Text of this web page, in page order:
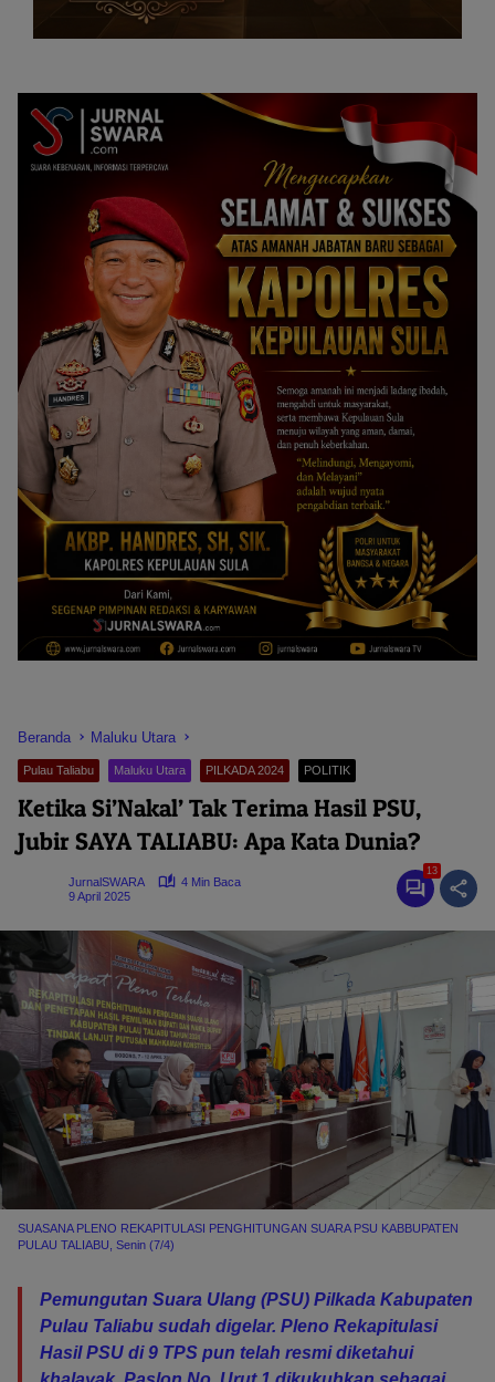
Beranda Maluku Utara
Pulau Taliabu Maluku Utara PILKADA 2024 POLITIK
Ketika Si’Nakal’ Tak Terima Hasil PSU,
Jubir SAYA TALIABU: Apa Kata Dunia?
JurnalSWARA
4 Min Baca
9 April 2025
13
SUASANA PLENO REKAPITULASI PENGHITUNGAN SUARA PSU KABBUPATEN
PULAU TALIABU, Senin (7/4)
Pemungutan Suara Ulang (PSU) Pilkada Kabupaten
Pulau Taliabu sudah digelar. Pleno Rekapitulasi
Hasil PSU di 9 TPS pun telah resmi diketahui